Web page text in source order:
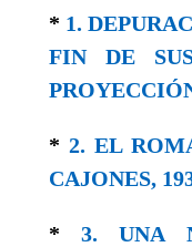
* 1.
FIN DE
* 2. EL
CAJONES,
*3. UNA